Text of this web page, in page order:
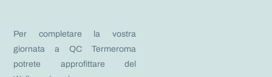
Per completare la vostra
giornata a QC Termeroma
potrete approfittare del